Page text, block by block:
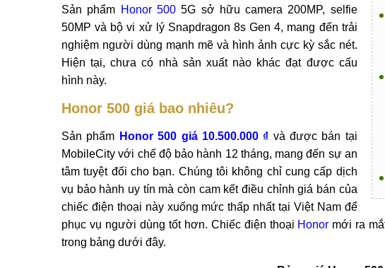
Sản phẩm Honor 5005G sở hữu camera 200MP, selfie
50MP và bộ vi xử lý Snapdragon 8s Gen 4, mang đến trải
nghiệm người dùng mạnh mẽ và hình ảnh cực kỳ sắc nét.
Hiện tại, chưa có nhà sản xuất nào khác đạt được cấu
hình này.
Honor 500 giá bao nhiêu?
Sản phẩm Honor 500 giá 10.500.000 ₫ và được bán tại
MobileCity với chế độ bảo hành 12 tháng, mang đến sự an
tâm tuyệt đối cho bạn. Chúng tôi không chỉ cung cấp dịch
vụ bảo hành uy tín mà còn cam kết điều chỉnh giá bán của
chiếc điện thoại này xuống mức thấp nhất tại Việt Nam để
phục vụ người dùng tốt hơn. Chiếc điện thoại Honor mới ra
trong bảng dưới đây.